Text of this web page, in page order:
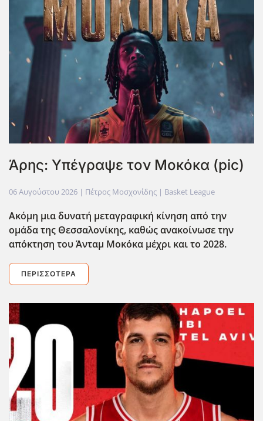
Άρης: Υπέγραψε τον Μοκόκα (pic)
06 Αυγούστου 2026 | Πέτρος Μοσχονίδης | Basket League
Ακόμη μια δυνατή μεταγραφική κίνηση από την
ομάδα της Θεσσαλονίκης, καθώς ανακοίνωσε την
απόκτηση του Άνταμ Μοκόκα μέχρι και το 2028.
ΠΕΡΙΣΣΌΤΕΡΑ